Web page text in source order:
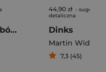
Wielkie mycie zębów w zoo
44,90 zł -
detaliczna
Dinks
Martin
7,3 (45)